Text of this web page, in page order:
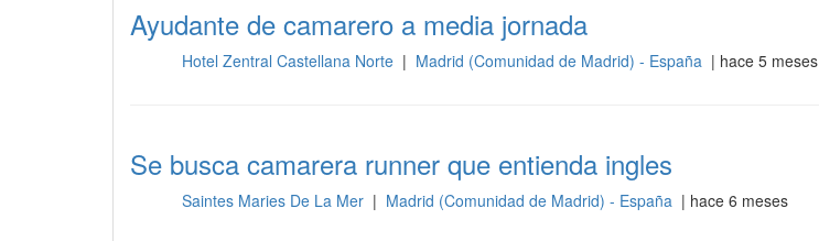
Ayudante de camarero a media jornada
Hotel Zentral Castellana Norte | Madrid (Comunidad de Madrid) - España | hace 5 meses
Se busca camarera runner que entienda ingles
Saintes Maries De La Mer | Madrid (Comunidad de Madrid) - España | hace 6 meses